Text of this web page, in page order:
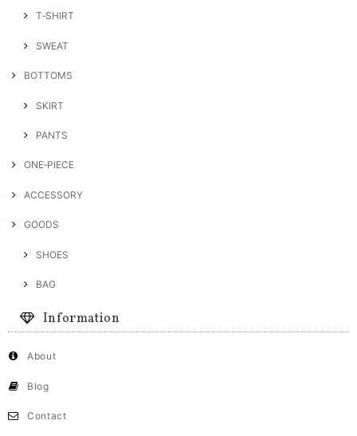
T‐SHIRT
SWEAT
BOTTOMS
SKIRT
PANTS
ONE‐PIECE
ACCESSORY
GOODS
SHOES
BAG
Information
About
Blog
Contact